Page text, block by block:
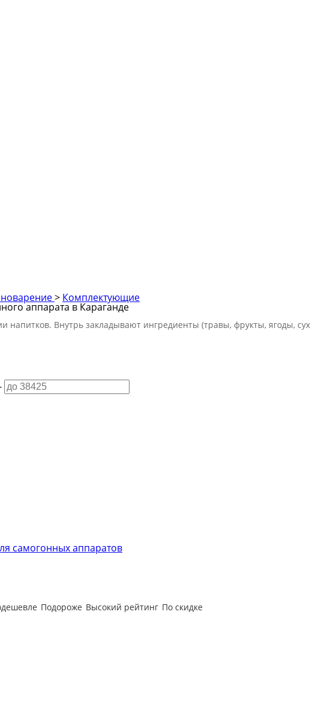
> Комплектующие
аппарата в Караганде
напитков. Внутрь закладывают ингредиенты (травы, фрукты, ягоды,
самогонных аппаратов
Подороже Высокий рейтинг По скидке